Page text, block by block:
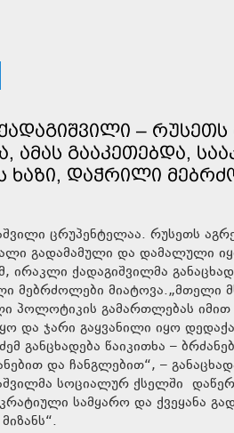
– ᲠᲣᲡᲔᲗᲡ
ᲐᲛᲐᲡ ᲒᲐᲐᲙᲔᲗᲔᲑᲓᲐ,
ᲮᲐᲖᲘ, ᲓᲐᲭᲠᲘᲚᲘ
ცრუპენტელაა. რუსეთს
გადამამული და დამალული
ირაკლი ქადაგიშვილმა
მებრძოლები მიატოვა.„მთელი
პოლოტიკის გამართლებას
და ჯარი გაყვანილი იყო
განცხადება წაიკითხა –
და ჩანგლებით“, –
სოციალურ ქსელში
სამყარო და ქვეყანა